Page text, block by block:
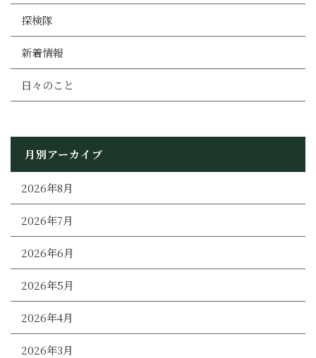
探検隊
新着情報
日々のこと
月別アーカイブ
2026年8月
2026年7月
2026年6月
2026年5月
2026年4月
2026年3月